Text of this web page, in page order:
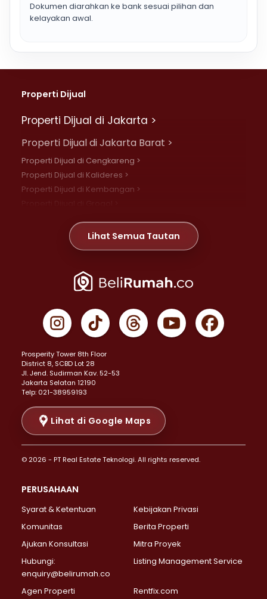
Dokumen diarahkan ke bank sesuai pilihan dan
kelayakan awal.
Properti Dijual
Properti Dijual di Jakarta >
Properti Dijual di Jakarta Barat >
Properti Dijual di Cengkareng >
Properti Dijual di Kalideres >
Properti Dijual di Kembangan >
Properti Dijual di Meruya >
Properti Dijual di Jelambar >
Properti Dijual di Jakarta Pusat >
Properti Dijual di Gambir >
Properti Dijual di Johar Baru >
Properti Dijual di Menteng >
Properti Dijual di Senen >
Properti Dijual di Tanah Abang >
Properti Dijual di Cikini >
Properti Dijual di Kramat >
Properti Dijual di Pasar Baru >
Properti Dijual di Bendungan Hilir >
Properti Dijual di Jakarta Selatan >
Properti Dijual di Lebak Bulus >
Properti Dijual di Gandaria Selatan >
Properti Dijual di Pondok Labu >
Properti Dijual di Lenteng Agung >
Properti Dijual di Senayan >
Properti Dijual di Pondok Pinang >
Lihat Semua Tautan
Prosperity Tower 8th Floor
District 8, SCBD Lot 28
JI. Jend. Sudirman Kav. 52-53
Jakarta Selatan 12190
Telp: 021-38959193
Lihat di Google Maps
© 2026 - PT Real Estate Teknologi. All rights reserved.
PERUSAHAAN
Syarat & Ketentuan
Kebijakan Privasi
Komunitas
Berita Properti
Ajukan Konsultasi
Mitra Proyek
Hubungi:
enquiry@belirumah.co
Listing Management Service
Agen Properti Rentfix.com